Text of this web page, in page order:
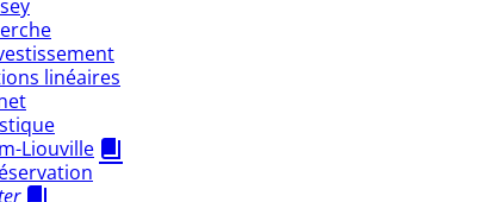
linéaires
Liouville